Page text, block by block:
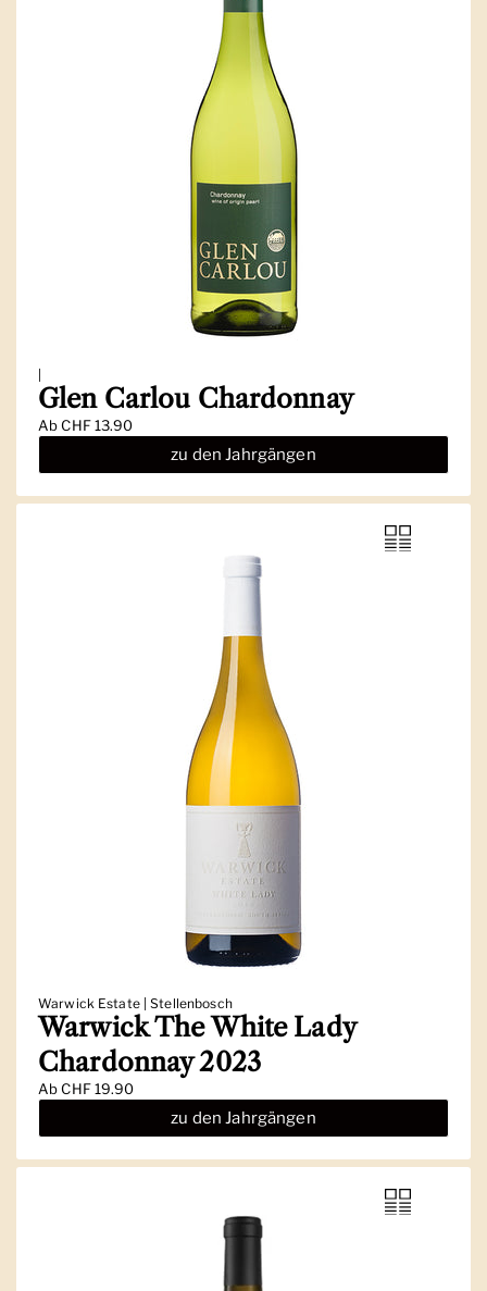
Glen Carlou Chardonnay
AbCHF 13.90
zu den Jahrgängen
Warwick Estate | Stellenbosch
Warwick The White Lady
Chardonnay 2023
AbCHF 19.90
zu den Jahrgängen